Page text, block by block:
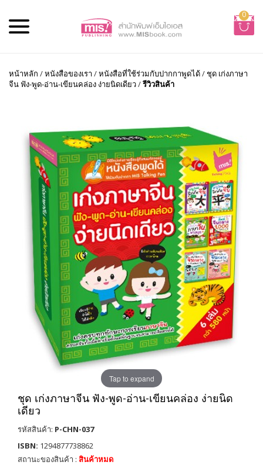
0
หน้าหลัก /หนังสือของเรา /หนังสือที่ใช้ร่วมกับปากกาพูดได้/ชุด เก่งภาษา
จีน ฟัง-พูด-อ่าน-เขียนคล่อง ง่ายนิดเดียว/รีวิวสินค้า
Tap to expand
ชุด เก่งภาษาจีน ฟัง-พูด-อ่าน-เขียนคล่อง ง่ายนิด
เดียว
รหัสสินค้า: P-CHN-037
ISBN: 1294877738862
สถานะของสินค้า : สินค้าหมด